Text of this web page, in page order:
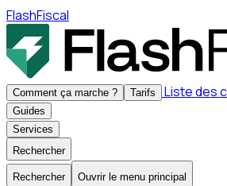
FlashFiscal
Comment ça marche ? Tarifs Liste des
Guides
Services
Rechercher
Rechercher Ouvrir le menu principal